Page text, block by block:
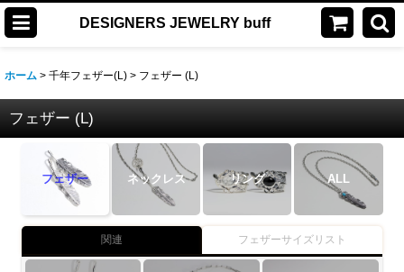
DESIGNERS JEWELRY buff
ホーム > 千年フェザー(L) > フェザー (L)
フェザー (L)
フェザー ネックレス リング ALL
関連 フェザーサイズリスト